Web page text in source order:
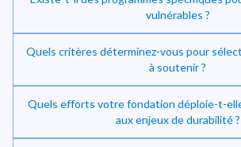
Investir dans la transition énergétique
vulnérables ?
Quels critères déterminez-vous pour
à soutenir ?
Quels efforts votre fondation déploie-t-
aux enjeux de durabilité ?